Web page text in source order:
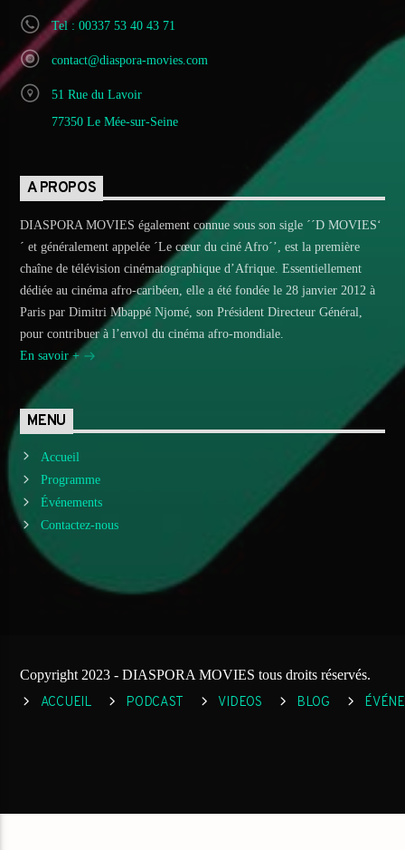
Tel : 00337 53 40 43 71
contact@diaspora-movies.com
51 Rue du Lavoir
77350 Le Mée-sur-Seine
A PROPOS
DIASPORA MOVIES également connue sous son sigle ´´D MOVIES‘
´ et généralement appelée ´Le cœur du ciné Afro´’, est la première
chaîne de télévision cinématographique d’Afrique. Essentiellement
dédiée au cinéma afro-caribéen, elle a été fondée le 28 janvier 2012 à
Paris par Dimitri Mbappé Njomé, son Président Directeur Général,
pour contribuer à l’envol du cinéma afro-mondiale.
En savoir +
MENU
Accueil
Programme
Événements
Contactez-nous
Copyright 2023 - DIASPORA MOVIES tous droits réservés.
ACCUEIL PODCAST VIDEOS BLOG